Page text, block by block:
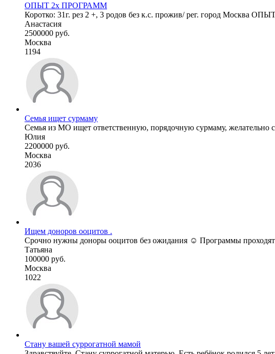
ОПЫТ 2х ПРОГРАММ
Коротко: 31г. рез 2 +, 3 родов без к.с. прожив/ рег. город Москва
Анастасия
2500000 руб.
Москва
1194
Семья ищет сурмаму
Семья из МО ищет ответственную, порядочную сурмаму, желательно
Юлия
2200000 руб.
Москва
2036
Ищем доноров ооцитов .
Срочно нужны доноры ооцитов без ожидания ☺️ Программы проходят
Татьяна
100000 руб.
Москва
1022
Стану вашей суррогатной мамой